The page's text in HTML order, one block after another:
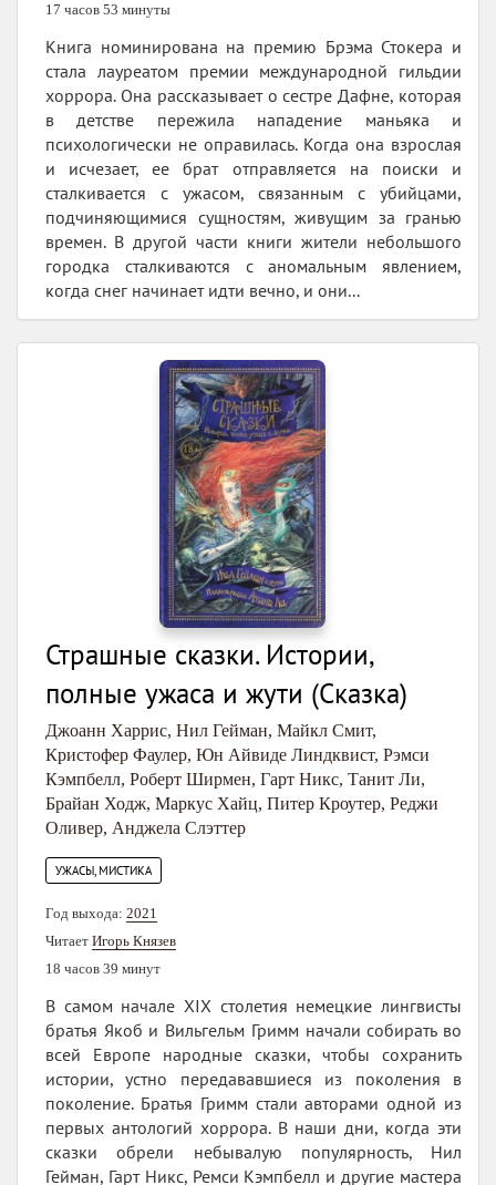
17 часов 53 минуты
Книга номинирована на премию Брэма Стокера и
стала лауреатом премии международной гильдии
хоррора. Она рассказывает о сестре Дафне, которая
в детстве пережила нападение маньяка и
психологически не оправилась. Когда она взрослая
и исчезает, ее брат отправляется на поиски и
сталкивается с ужасом, связанным с убийцами,
подчиняющимися сущностям, живущим за гранью
времен. В другой части книги жители небольшого
городка сталкиваются с аномальным явлением,
когда снег начинает идти вечно, и они...
Страшные сказки. Истории,
полные ужаса и жути (Сказка)
Джоанн Харрис, Нил Гейман, Майкл Смит,
Кристофер Фаулер, Юн Айвиде Линдквист, Рэмси
Кэмпбелл, Роберт Ширмен, Гарт Никс, Танит Ли,
Брайан Ходж, Маркус Хайц, Питер Кроутер, Реджи
Оливер, Анджела Слэттер
УЖАСЫ, МИСТИКА
Год выхода: 2021
Читает Игорь Князев
18 часов 39 минут
В самом начале XIX столетия немецкие лингвисты
братья Якоб и Вильгельм Гримм начали собирать во
всей Европе народные сказки, чтобы сохранить
истории, устно передававшиеся из поколения в
поколение. Братья Гримм стали авторами одной из
первых антологий хоррора. В наши дни, когда эти
сказки обрели небывалую популярность, Нил
Гейман, Гарт Никс, Ремси Кэмпбелл и другие мастера